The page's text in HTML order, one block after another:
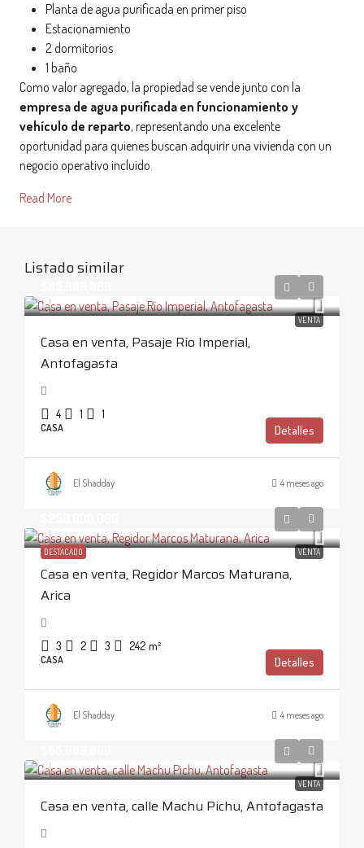
Planta de agua purificada en primer piso
Estacionamiento
2 dormitorios
1 baño
Como valor agregado, la propiedad se vende junto con la
empresa de agua purificada en funcionamiento y
vehículo de reparto, representando una excelente
oportunidad para quienes buscan adquirir una vivienda con un
negocio operativo incluido.
Read More
Listado similar
VENTA
Casa en venta, Pasaje Río Imperial,
Antofagasta
4 1 1
CASA Detalles
El Shadday 4 meses ago
DESTACADO VENTA
Casa en venta, Regidor Marcos Maturana,
Arica
3 2 3 242 m²
CASA Detalles
El Shadday 4 meses ago
VENTA
Casa en venta, calle Machu Pichu, Antofagasta